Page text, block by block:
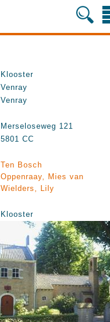
Klooster
Venray
Venray
Merseloseweg 121
5801 CC
Ten Bosch
Oppenraay, Mies van
Wielders, Lily
Klooster